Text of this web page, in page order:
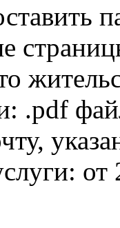
.pdf
от